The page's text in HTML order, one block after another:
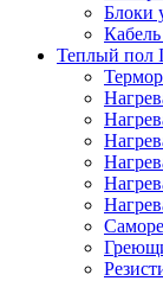
Блоки
Теплый пол